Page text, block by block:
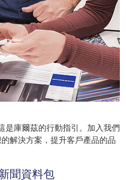
是庫爾茲的行動指引。加入我們
解決方案，提升客戶產品的品
聞資料包